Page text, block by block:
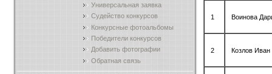
Универсальная заявка
Судейство конкурсов
Конкурсные фотоальбомы
Победители конкурсов
Добавить фотографии
Обратная связь
1 Воинова
2 Козлов Иван